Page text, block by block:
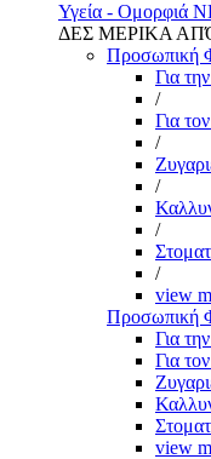
Υγεία - Ομορφιά
ΔΕΣ ΜΕΡΙΚΑ
Προσωπική
Για
/
Για
/
/
/
/
view
Προσωπική
Για
Για
view